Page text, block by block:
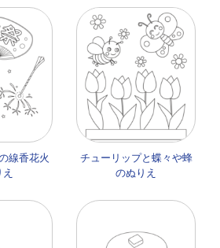
線香花火
チューリップと蝶々や蜂
のぬりえ